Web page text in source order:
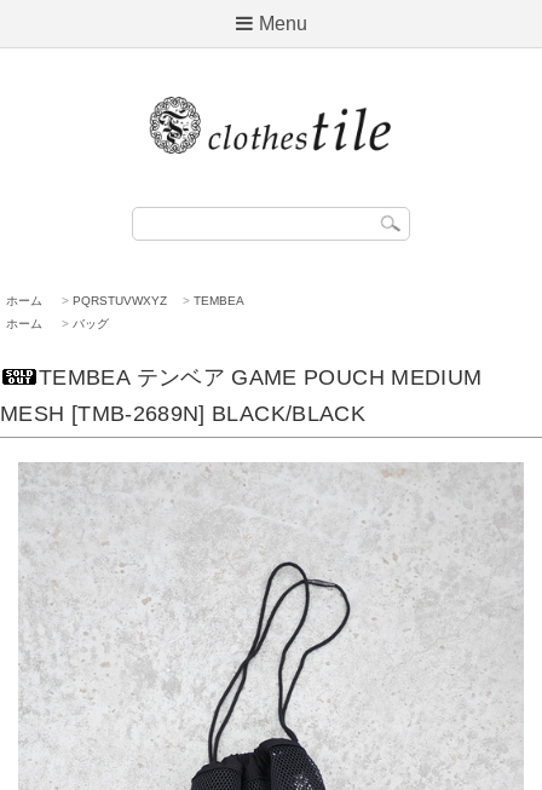
Menu
ホーム > PQRSTUVWXYZ > TEMBEA
ホーム
> バッグ
TEMBEA テンベア GAME POUCH MEDIUM
MESH [TMB-2689N] BLACK/BLACK